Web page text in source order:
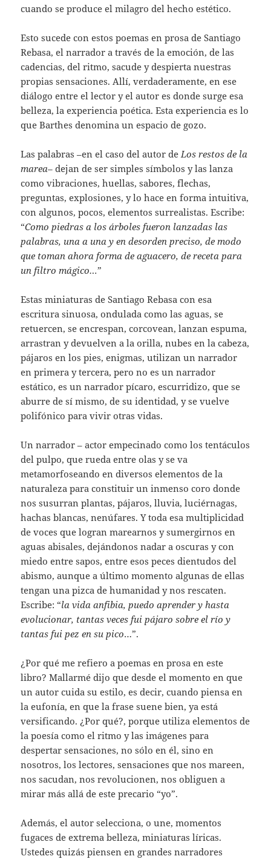
cuando se produce el milagro del hecho estético.
Esto sucede con estos poemas en prosa de Santiago
Rebasa, el narrador a través de la emoción, de las
cadencias, del ritmo, sacude y despierta nuestras
propias sensaciones. Allí, verdaderamente, en ese
diálogo entre el lector y el autor es donde surge esa
belleza, la experiencia poética. Esta experiencia es lo
que Barthes denomina un espacio de gozo.
Las palabras –en el caso del autor de Los restos de la
marea– dejan de ser simples símbolos y las lanza
como vibraciones, huellas, sabores, flechas,
preguntas, explosiones, y lo hace en forma intuitiva,
con algunos, pocos, elementos surrealistas. Escribe:
“Como piedras a los árboles fueron lanzadas las
palabras, una a una y en desorden preciso, de modo
que toman ahora forma de aguacero, de receta para
un filtro mágico…”
Estas miniaturas de Santiago Rebasa con esa
escritura sinuosa, ondulada como las aguas, se
retuercen, se encrespan, corcovean, lanzan espuma,
arrastran y devuelven a la orilla, nubes en la cabeza,
pájaros en los pies, enigmas, utilizan un narrador
en primera y tercera, pero no es un narrador
estático, es un narrador pícaro, escurridizo, que se
aburre de sí mismo, de su identidad, y se vuelve
polifónico para vivir otras vidas.
Un narrador – actor empecinado como los tentáculos
del pulpo, que rueda entre olas y se va
metamorfoseando en diversos elementos de la
naturaleza para constituir un inmenso coro donde
nos susurran plantas, pájaros, lluvia, luciérnagas,
hachas blancas, nenúfares. Y toda esa multiplicidad
de voces que logran marearnos y sumergirnos en
aguas abisales, dejándonos nadar a oscuras y con
miedo entre sapos, entre esos peces dientudos del
abismo, aunque a último momento algunas de ellas
tengan una pizca de humanidad y nos rescaten.
Escribe: “la vida anfibia, puedo aprender y hasta
evolucionar, tantas veces fui pájaro sobre el río y
tantas fui pez en su pico…”.
¿Por qué me refiero a poemas en prosa en este
libro? Mallarmé dijo que desde el momento en que
un autor cuida su estilo, es decir, cuando piensa en
la eufonía, en que la frase suene bien, ya está
versificando. ¿Por qué?, porque utiliza elementos de
la poesía como el ritmo y las imágenes para
despertar sensaciones, no sólo en él, sino en
nosotros, los lectores, sensaciones que nos mareen,
nos sacudan, nos revolucionen, nos obliguen a
mirar más allá de este precario “yo”.
Además, el autor selecciona, o une, momentos
fugaces de extrema belleza, miniaturas líricas.
Ustedes quizás piensen en grandes narradores